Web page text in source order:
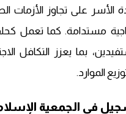
الأسر على تجاوز الأزمات
مستدامة. كما تعمل
بما يعزز التكافل
الموارد.
في الجمعية